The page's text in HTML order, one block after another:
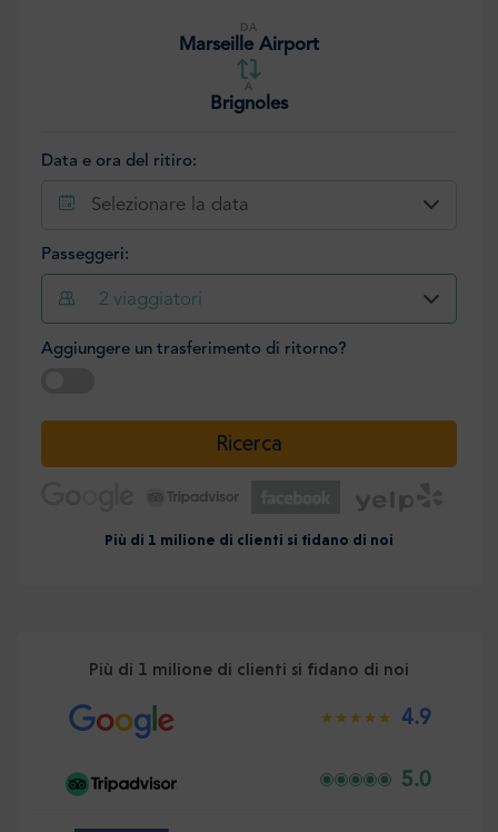
DA
Marseille Airport
A
Brignoles
Data e ora del ritiro:
Selezionare la data
Passeggeri:
2 viaggiatori
Aggiungere un trasferimento di ritorno?
Ricerca
Più di 1 milione di clienti si fidano di noi
Più di 1 milione di clienti si fidano di noi
4.9
5.0